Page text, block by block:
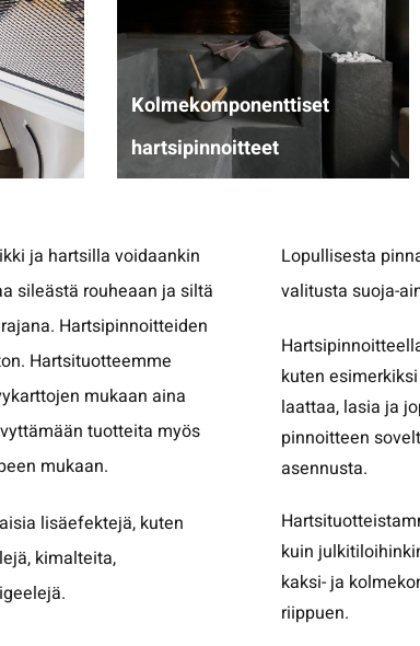
Kolmekomponenttiset
hartsipinnoitteet
ja hartsilla voidaankin
sileästä rouheaan ja siltä
Hartsipinnoitteiden
Hartsituotteemme
mukaan aina
tuotteita myös
mukaan.
lisäefektejä, kuten
kimalteita,
Lopullisesta
valitusta suoja-
kuten
laattaa, lasia ja
pinnoitteen
asennusta.
kuin
kaksi- ja
riippuen.